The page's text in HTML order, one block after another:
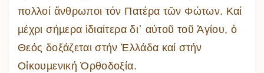
πολλοί ἄνθρωποι τόν Πατέρα τῶν Φώτων. Καί
µέχρι σήµερα ἰδιαίτερα δι᾽ αὐτοῦ τοῦ Ἁγίου, ὁ
Θεός δοξάζεται στήν Ἑλλάδα καί στήν
Οἰκουµενική Ὀρθοδοξία.